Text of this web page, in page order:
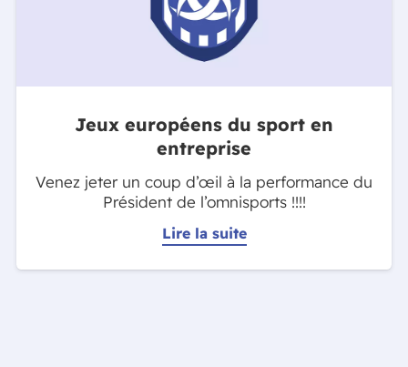
Jeux européens du sport en
entreprise
Venez jeter un coup d’œil à la performance du
Président de l’omnisports !!!!
Lire la suite